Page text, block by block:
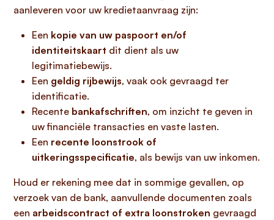
aanleveren voor uw kredietaanvraag zijn:
Een kopie van uw paspoort en/of
identiteitskaart dit dient als uw
legitimatiebewijs.
Een geldig rijbewijs, vaak ook gevraagd ter
identificatie.
Recente bankafschriften, om inzicht te geven in
uw financiële transacties en vaste lasten.
Een recente loonstrook of
uitkeringsspecificatie, als bewijs van uw inkomen.
Houd er rekening mee dat in sommige gevallen, op
verzoek van de bank, aanvullende documenten zoals
een arbeidscontract of extra loonstroken gevraagd